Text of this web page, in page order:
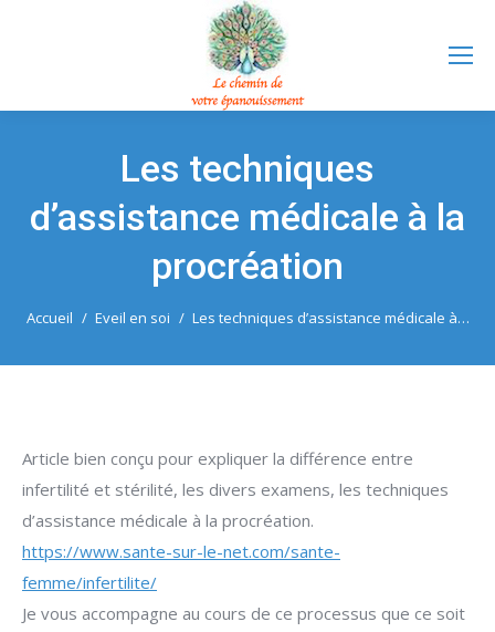
Les techniques
d’assistance médicale à la
procréation
Vous êtes ici :
Accueil Eveil en soi Les techniques d’assistance médicale à…
Article bien conçu pour expliquer la différence entre
infertilité et stérilité, les divers examens, les techniques
d’assistance médicale à la procréation.
https://www.sante-sur-le-net.com/sante-
femme/infertilite/
Je vous accompagne au cours de ce processus que ce soit